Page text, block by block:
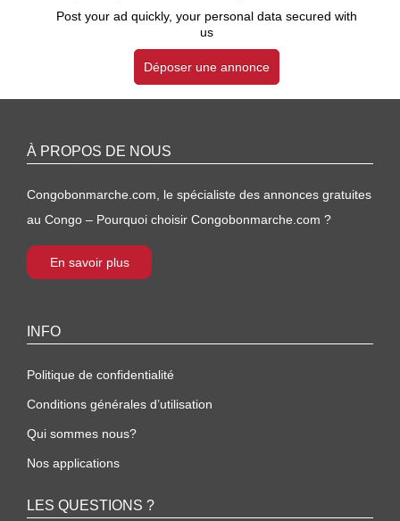
Post your ad quickly, your personal data secured with
us
Déposer une annonce
À PROPOS DE NOUS
Congobonmarche.com, le spécialiste des annonces gratuites
au Congo – Pourquoi choisir Congobonmarche.com ?
En savoir plus
INFO
Politique de confidentialité
Conditions générales d’utilisation
Qui sommes nous?
Nos applications
LES QUESTIONS ?